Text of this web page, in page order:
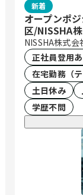
新着
オープンポ
区/NISSHA株
NISSHA株式会
正社員登用
在宅勤務（
土日休み
学歴不問